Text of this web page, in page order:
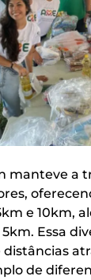
manteve a
e 10km,
Essa
de